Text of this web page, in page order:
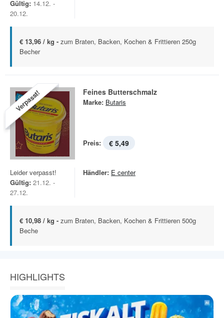
Gültig: 14.12. -
20.12.
€ 13,96 / kg - zum Braten, Backen, Kochen & Frittieren 250g
Becher
Verpasst! Feines Butterschmalz
Marke: Butaris
Preis: € 5,49
Leider verpasst!
Gültig: 21.12. -
27.12.
Händler: E center
€ 10,98 / kg - zum Braten, Backen, Kochen & Frittieren 500g
Beche
HIGHLIGHTS